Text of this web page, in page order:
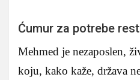
Ćumur za potrebe
Mehmed je nezaposlen,
koju, kako kaže, država